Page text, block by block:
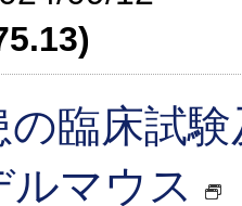
の臨床試
ルマウス